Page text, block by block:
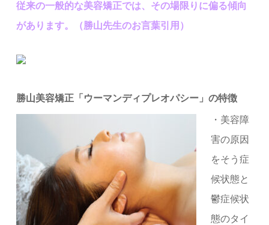
従来の一般的な美容矯正では、その場限りに偏る傾向
があります。（勝山先生のお言葉引用）
勝山美容矯正「ウーマンディプレオパシー」の特徴
・美容障
害の原因
をそう症
候状態と
鬱症候状
態のタイ